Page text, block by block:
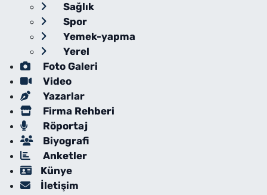
Sağlık
Spor
Yemek-yapma
Yerel
Foto Galeri
Video
Yazarlar
Firma Rehberi
Röportaj
Biyografi
Anketler
Künye
İletişim